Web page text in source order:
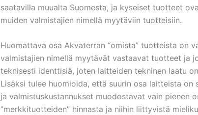
saatavilla muualta Suomesta, ja kyseiset tuotteet
muiden valmistajien nimellä myytäviin tuotteisiin.
Huomattava osa Akvaterran “omista” tuotteista on
valmistajien nimellä myytävät vastaavat tuotteet ja
teknisesti identtisiä, joten laitteiden tekninen laatu
Lisäksi tulee huomioida, että suurin osa laitteista
ja valmistuskustannukset muodostavat vain pienen
”merkkituotteiden” hinnasta ja niihin liittyvistä